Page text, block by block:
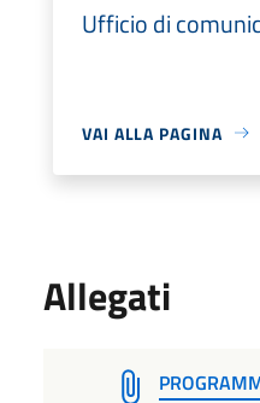
Ufficio di
VAI ALLA PAGINA
Allegati